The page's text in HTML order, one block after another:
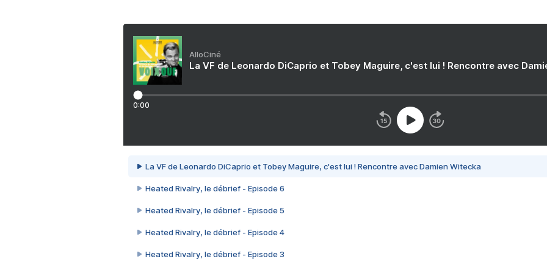
AlloCiné
La VF de Leonardo DiCaprio et Tobey Maguire, c'est lui ! Rencontre avec
0:00
La VF de Leonardo DiCaprio et Tobey Maguire, c'est lui ! Rencontre avec Damien Witecka
Heated Rivalry, le débrief - Episode 6
Heated Rivalry, le débrief - Episode 5
Heated Rivalry, le débrief - Episode 4
Heated Rivalry, le débrief - Episode 3